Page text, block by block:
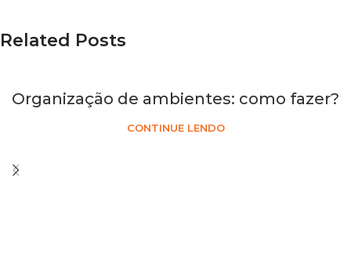
Related Posts
Organização de ambientes: como fazer?
CONTINUE LENDO